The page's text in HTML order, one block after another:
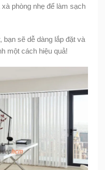
phòng nhẹ để làm sạch
sẽ dễ dàng lắp đặt và
một cách hiệu quả!